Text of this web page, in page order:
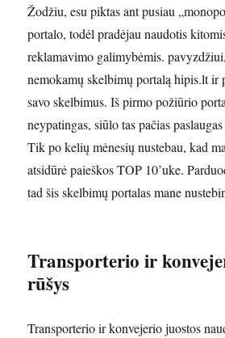
Žodžiu, esu piktas ant pusiau
portalo, todėl pradėjau naudotis
reklamavimo galimybėmis.
nemokamų skelbimų portalą hipis.lt ir
savo skelbimus. Iš pirmo požiūrio
neypatingas, siūlo tas pačias
Tik po kelių mėnesių nustebau, kad
atsidūrė paieškos TOP 10’uke.
tad šis skelbimų portalas mane
Transporterio ir
rūšys
Transporterio ir konvejerio juostos